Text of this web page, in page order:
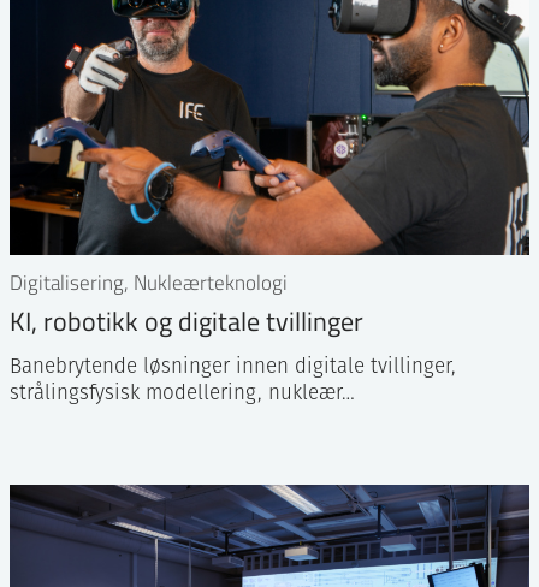
Digitalisering, Nukleærteknologi
KI, robotikk og digitale tvillinger
Banebrytende løsninger innen digitale tvillinger,
strålingsfysisk modellering, nukleær…